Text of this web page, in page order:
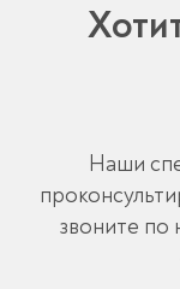
Наши
звоните по